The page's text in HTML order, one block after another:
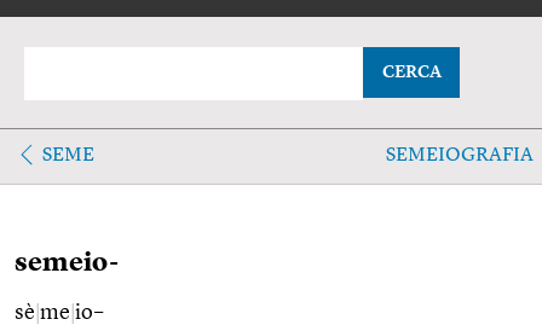
CERCA
SEME SEMEIOGRAFIA
semeio-
sè me io–